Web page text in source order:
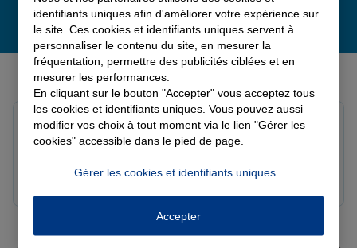
Derniers avis de nos agences Allianz
Note de 5 sur 5
Le 04/08/2026 - Agence BETHUNE SULLY
solange c.
identifiants uniques afin d'améliorer votre expérience sur
le site. Ces cookies et identifiants uniques servent à
personnaliser le contenu du site, en mesurer la
fréquentation, permettre des publicités ciblées et en
mesurer les performances.
En cliquant sur le bouton "Accepter" vous acceptez tous
les cookies et identifiants uniques. Vous pouvez aussi
modifier vos choix à tout moment via le lien "Gérer les
cookies" accessible dans le pied de page.
Gérer les cookies et identifiants uniques
Accepter